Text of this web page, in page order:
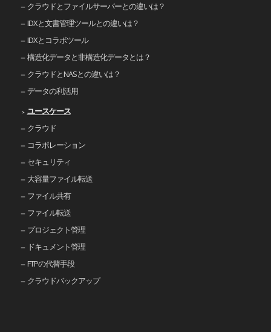
クラウドとファイルサーバーとの違いは？
IDXと文書管理ツールとの違いは？
IDXとコラボツール
構造化データと非構造化データとは？
クラウドとNASとの違いは？
データの利活用
ユースケース
クラウド
コラボレーション
セキュリティ
大容量ファイル転送
ファイル共有
ファイル転送
プロジェクト管理
ドキュメント管理
FTPの代替手段
クラウドバックアップ